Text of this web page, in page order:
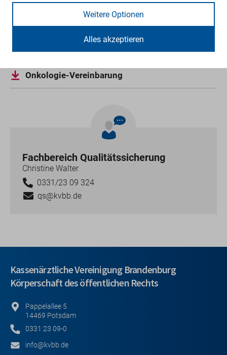
Vereinbarung zur Regelung der onkologischen
Nachsorge im Land Brandenburg
Informationsblatt
Onkologie-Vereinbarung
Fachbereich Qualitätssicherung
Christine Walter
0331/23 09 324
qs@kvbb.de
Kassenärztliche Vereinigung Brandenburg
Körperschaft des öffentlichen Rechts
Pappelallee 5
14469 Potsdam
0331 23 09-0
info@kvbb.de
Weitere Optionen
Alles akzeptieren